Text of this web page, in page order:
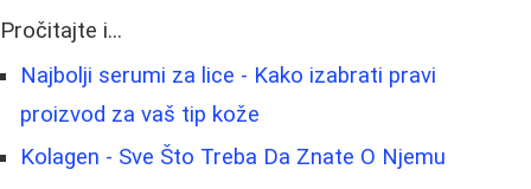
Pročitajte i...
Najbolji serumi za lice - Kako izabrati pravi
proizvod za vaš tip kože
Kolagen - Sve Što Treba Da Znate O Njemu